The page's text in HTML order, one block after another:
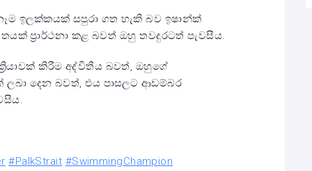
ඉලක්කයක් සපුරා ගත හැකි බව ඉෂාන්ක්
ප්‍රාර්ථනා කළ බවත් ඔහු තවදුරටත් පැවසීය.
කිරීම අද්විතීය බවත්, ඔහුගේ
දෙන බවත්, එය පාසලට ආඩම්බර
#PalkStrait #SwimmingChampion